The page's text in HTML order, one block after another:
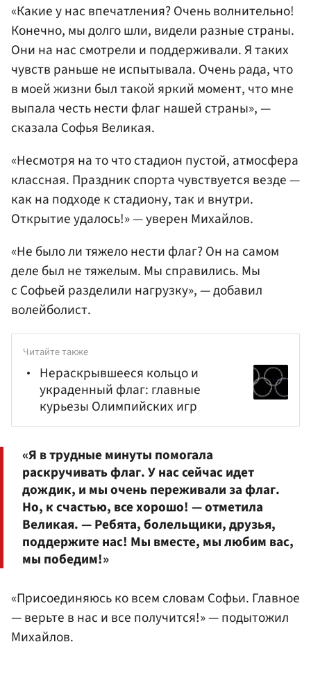
«Какие у нас впечатления? Очень волнительно!
Конечно, мы долго шли, видели разные страны.
Они на нас смотрели и поддерживали. Я таких
чувств раньше не испытывала. Очень рада, что
в моей жизни был такой яркий момент, что мне
выпала честь нести флаг нашей страны», —
сказала Софья Великая.
«Несмотря на то что стадион пустой, атмосфера
классная. Праздник спорта чувствуется везде —
как на подходе к стадиону, так и внутри.
Открытие удалось!» — уверен Михайлов.
«Не было ли тяжело нести флаг? Он на самом
деле был не тяжелым. Мы справились. Мы
с Софьей разделили нагрузку», — добавил
волейболист.
Читайте также
Нераскрывшееся кольцо и
украденный флаг: главные
курьезы Олимпийских игр
«Я в трудные минуты помогала
раскручивать флаг. У нас сейчас идет
дождик, и мы очень переживали за флаг.
Но, к счастью, все хорошо! — отметила
Великая. — Ребята, болельщики, друзья,
поддержите нас! Мы вместе, мы любим вас,
мы победим!»
«Присоединяюсь ко всем словам Софьи. Главное
— верьте в нас и все получится!» — подытожил
Михайлов.